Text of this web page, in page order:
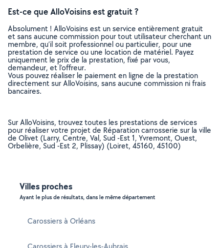
Est-ce que AlloVoisins est gratuit ?
Absolument ! AlloVoisins est un service entièrement gratuit
et sans aucune commission pour tout utilisateur cherchant un
membre, qu’il soit professionnel ou particulier, pour une
prestation de service ou une location de matériel. Payez
uniquement le prix de la prestation, fixé par vous,
demandeur, et l’offreur.
Vous pouvez réaliser le paiement en ligne de la prestation
directement sur AlloVoisins, sans aucune commission ni frais
bancaires.
Sur AlloVoisins, trouvez toutes les prestations de services
pour réaliser votre projet de Réparation carrosserie sur la ville
de Olivet (Larry, Centre, Val, Sud -Est 1, Yvremont, Ouest,
Orbelière, Sud -Est 2, Plissay) (Loiret, 45160, 45100)
Villes proches
Ayant le plus de résultats, dans le même département
Carossiers à Orléans